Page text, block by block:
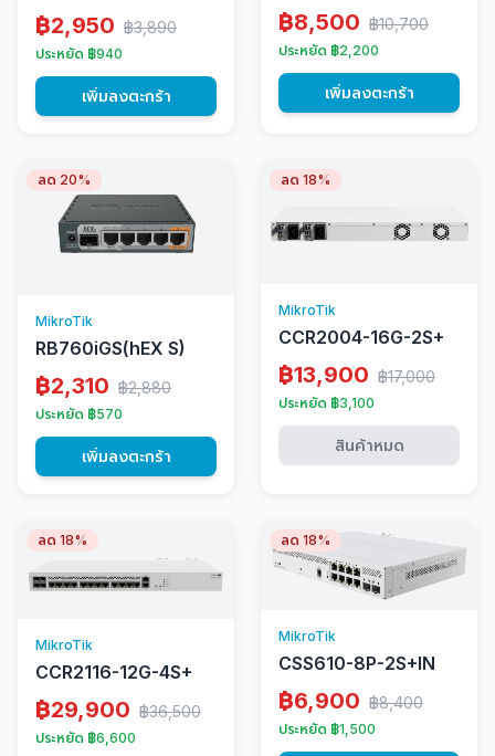
฿2,950 ฿3,890
ประหยัด ฿940
เพิ่มลงตะกร้า
฿8,500 ฿10,700
ประหยัด ฿2,200
เพิ่มลงตะกร้า
ลด 20%
MikroTik
RB760iGS(hEX S)
฿2,310 ฿2,880
ประหยัด ฿570
เพิ่มลงตะกร้า
ลด 18%
MikroTik
CCR2004-16G-2S+
฿13,900 ฿17,000
ประหยัด ฿3,100
สินค้าหมด
ลด 18%
MikroTik
CCR2116-12G-4S+
฿29,900 ฿36,500
ประหยัด ฿6,600
ลด 18%
MikroTik
CSS610-8P-2S+IN
฿6,900 ฿8,400
ประหยัด ฿1,500